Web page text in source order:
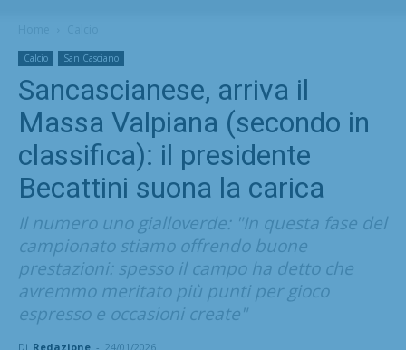
Calcio San Casciano
Sancascianese, arriva il
Massa Valpiana (secondo in
classifica): il presidente
Becattini suona la carica
Il numero uno gialloverde: "In questa fase del
campionato stiamo offrendo buone
prestazioni: spesso il campo ha detto che
avremmo meritato più punti per gioco
espresso e occasioni create"
Di Redazione - 24/01/2026